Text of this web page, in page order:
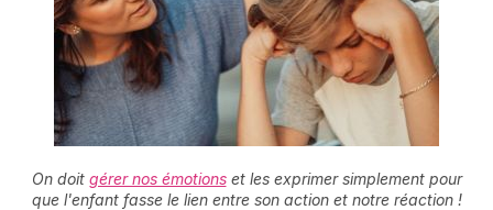
On doit gérer nos émotionset les exprimer simplement pour
que l'enfant fasse le lien entre son action et notre réaction !